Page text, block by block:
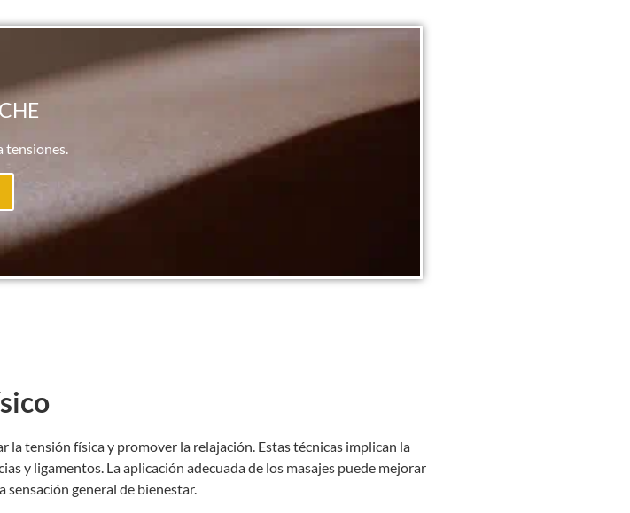
tensiones.
la tensión física y promover la relajación. Estas técnicas implican la
y ligamentos. La aplicación adecuada de los masajes puede mejorar
general de bienestar.